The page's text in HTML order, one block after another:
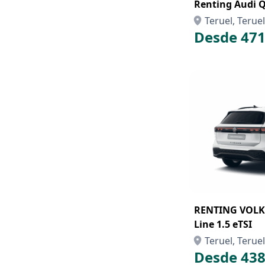
Renting Audi
Teruel, Teruel
Desde
RENTING
Line 1.5 eTSI
Teruel, Teruel
Desde